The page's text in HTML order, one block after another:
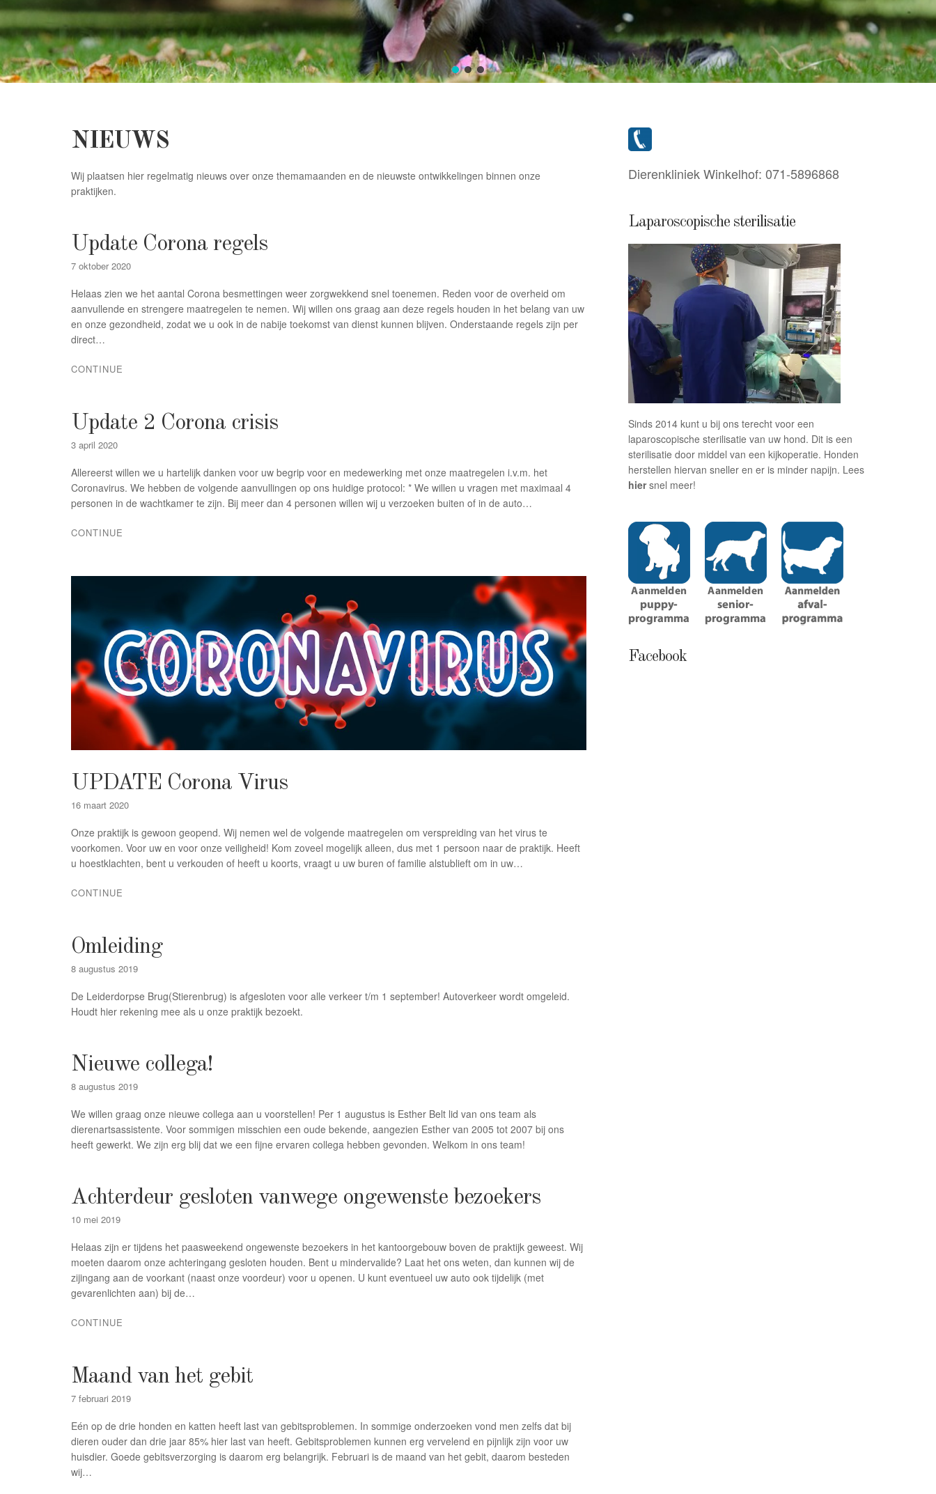
NIEUWS
Wij plaatsen hier regelmatig nieuws over onze themamaanden en de nieuwste ontwikkelingen binnen onze
praktijken.
Update Corona regels
7 oktober 2020
Helaas zien we het aantal Corona besmettingen weer zorgwekkend snel toenemen. Reden voor de overheid om
aanvullende en strengere maatregelen te nemen. Wij willen ons graag aan deze regels houden in het belang van uw
en onze gezondheid, zodat we u ook in de nabije toekomst van dienst kunnen blijven. Onderstaande regels zijn per
direct…
CONTINUE
Update 2 Corona crisis
3 april 2020
Allereerst willen we u hartelijk danken voor uw begrip voor en medewerking met onze maatregelen i.v.m. het
Coronavirus. We hebben de volgende aanvullingen op ons huidige protocol: * We willen u vragen met maximaal 4
personen in de wachtkamer te zijn. Bij meer dan 4 personen willen wij u verzoeken buiten of in de auto…
CONTINUE
UPDATE Corona Virus
16 maart 2020
Onze praktijk is gewoon geopend. Wij nemen wel de volgende maatregelen om verspreiding van het virus te
voorkomen. Voor uw en voor onze veiligheid! Kom zoveel mogelijk alleen, dus met 1 persoon naar de praktijk. Heeft
u hoestklachten, bent u verkouden of heeft u koorts, vraagt u uw buren of familie alstublieft om in uw…
CONTINUE
Omleiding
8 augustus 2019
De Leiderdorpse Brug(Stierenbrug) is afgesloten voor alle verkeer t/m 1 september! Autoverkeer wordt omgeleid.
Houdt hier rekening mee als u onze praktijk bezoekt.
Nieuwe collega!
8 augustus 2019
We willen graag onze nieuwe collega aan u voorstellen! Per 1 augustus is Esther Belt lid van ons team als
dierenartsassistente. Voor sommigen misschien een oude bekende, aangezien Esther van 2005 tot 2007 bij ons
heeft gewerkt. We zijn erg blij dat we een fijne ervaren collega hebben gevonden. Welkom in ons team!
Achterdeur gesloten vanwege ongewenste bezoekers
10 mei 2019
Helaas zijn er tijdens het paasweekend ongewenste bezoekers in het kantoorgebouw boven de praktijk geweest. Wij
moeten daarom onze achteringang gesloten houden. Bent u mindervalide? Laat het ons weten, dan kunnen wij de
zijingang aan de voorkant (naast onze voordeur) voor u openen. U kunt eventueel uw auto ook tijdelijk (met
gevarenlichten aan) bij de…
CONTINUE
Maand van het gebit
7 februari 2019
Eén op de drie honden en katten heeft last van gebitsproblemen. In sommige onderzoeken vond men zelfs dat bij
dieren ouder dan drie jaar 85% hier last van heeft. Gebitsproblemen kunnen erg vervelend en pijnlijk zijn voor uw
huisdier. Goede gebitsverzorging is daarom erg belangrijk. Februari is de maand van het gebit, daarom besteden
wij…
Dierenkliniek Winkelhof: 071-5896868
Laparoscopische sterilisatie
Sinds 2014 kunt u bij ons terecht voor een
laparoscopische sterilisatie van uw hond. Dit is een
sterilisatie door middel van een kijkoperatie. Honden
herstellen hiervan sneller en er is minder napijn. Lees
hiersnel meer!
Facebook